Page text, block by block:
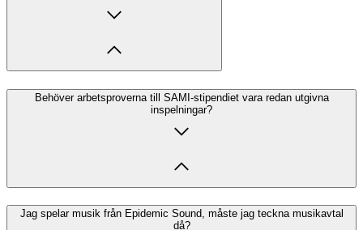
Behöver arbetsproverna till SAMI-stipendiet vara redan utgivna
inspelningar?
Jag spelar musik från Epidemic Sound, måste jag teckna musikavtal
då?